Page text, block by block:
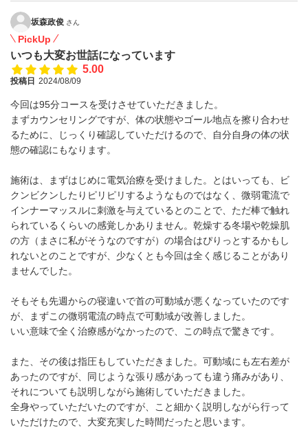
坂森政俊 さん
PickUp
いつも大変お世話になっています
5.00
投稿日 2024/08/09
今回は95分コースを受けさせていただきました。
まずカウンセリングですが、体の状態やゴール地点を擦り合わせ
るために、じっくり確認していただけるので、自分自身の体の状
態の確認にもなります。
施術は、まずはじめに電気治療を受けました。とはいっても、ビ
クンビクンしたりピリピリするようなものではなく、微弱電流で
インナーマッスルに刺激を与えているとのことで、ただ棒で触れ
られているくらいの感覚しかありません。乾燥する冬場や乾燥肌
の方（まさに私がそうなのですが）の場合はぴりっとするかもし
れないとのことですが、少なくとも今回は全く感じることがあり
ませんでした。
そもそも先週からの寝違いで首の可動域が悪くなっていたのです
が、まずこの微弱電流の時点で可動域が改善しました。
いい意味で全く治療感がなかったので、この時点で驚きです。
また、その後は指圧もしていただきました。可動域にも左右差が
あったのですが、同じような張り感があっても違う痛みがあり、
それについても説明しながら施術していただきました。
全身やっていただいたのですが、こと細かく説明しながら行って
いただけたので、大変充実した時間だったと思います。